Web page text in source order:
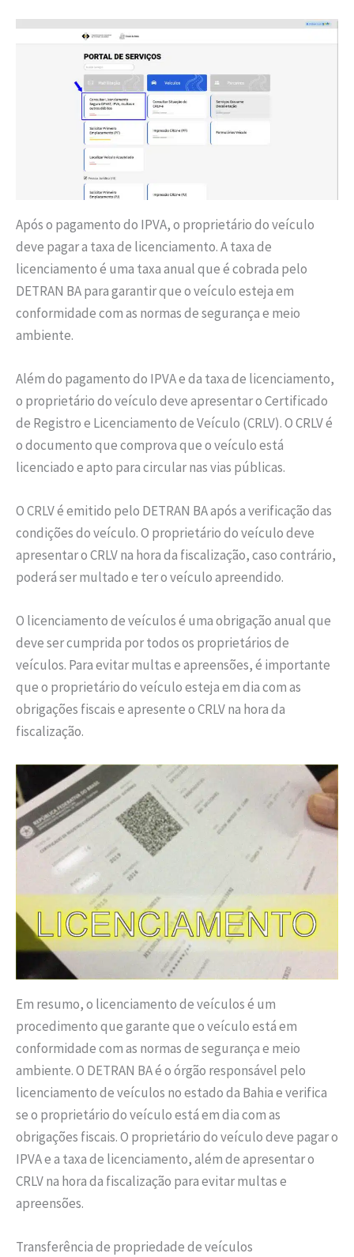
Após o pagamento do IPVA, o proprietário do veículo
deve pagar a taxa de licenciamento. A taxa de
licenciamento é uma taxa anual que é cobrada pelo
DETRAN BA para garantir que o veículo esteja em
conformidade com as normas de segurança e meio
ambiente.
Além do pagamento do IPVA e da taxa de licenciamento,
o proprietário do veículo deve apresentar o Certificado
de Registro e Licenciamento de Veículo (CRLV). O CRLV é
o documento que comprova que o veículo está
licenciado e apto para circular nas vias públicas.
O CRLV é emitido pelo DETRAN BA após a verificação das
condições do veículo. O proprietário do veículo deve
apresentar o CRLV na hora da fiscalização, caso contrário,
poderá ser multado e ter o veículo apreendido.
O licenciamento de veículos é uma obrigação anual que
deve ser cumprida por todos os proprietários de
veículos. Para evitar multas e apreensões, é importante
que o proprietário do veículo esteja em dia com as
obrigações fiscais e apresente o CRLV na hora da
fiscalização.
Em resumo, o licenciamento de veículos é um
procedimento que garante que o veículo está em
conformidade com as normas de segurança e meio
ambiente. O DETRAN BA é o órgão responsável pelo
licenciamento de veículos no estado da Bahia e verifica
se o proprietário do veículo está em dia com as
obrigações fiscais. O proprietário do veículo deve pagar o
IPVA e a taxa de licenciamento, além de apresentar o
CRLV na hora da fiscalização para evitar multas e
apreensões.
Transferência de propriedade de veículos